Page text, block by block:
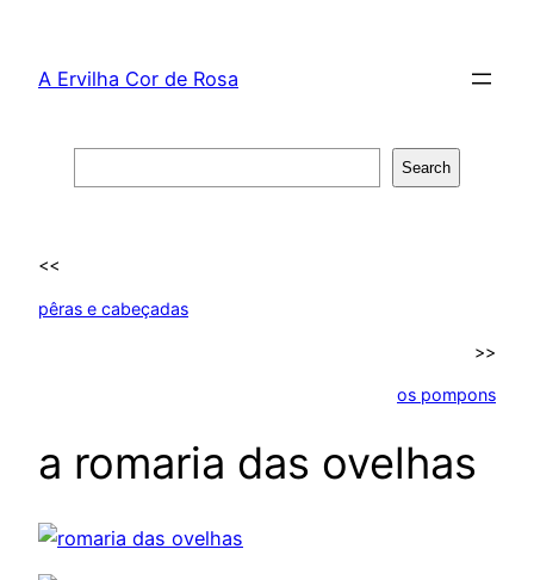
content
A Ervilha Cor de Rosa
Search
<<
pêras e cabeçadas
>>
os pompons
a romaria das ovelhas